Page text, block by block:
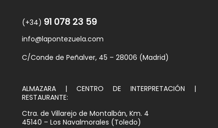
(+34) 91 078 23 59
info@lapontezuela.com
C/Conde de Peñalver, 45 – 28006 (Madrid)
ALMAZARA | CENTRO DE INTERPRETACIÓN |
RESTAURANTE:
Ctra. de Villarejo de Montalbán, Km. 4
45140 – Los Navalmorales (Toledo)